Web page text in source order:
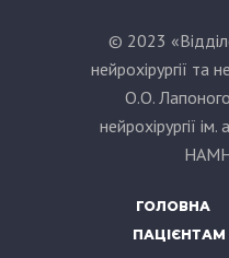
© 2023
нейрохірургії та
О.О.
нейрохірургії
НАМН
ГОЛОВНА
ПАЦІЄНТАМ